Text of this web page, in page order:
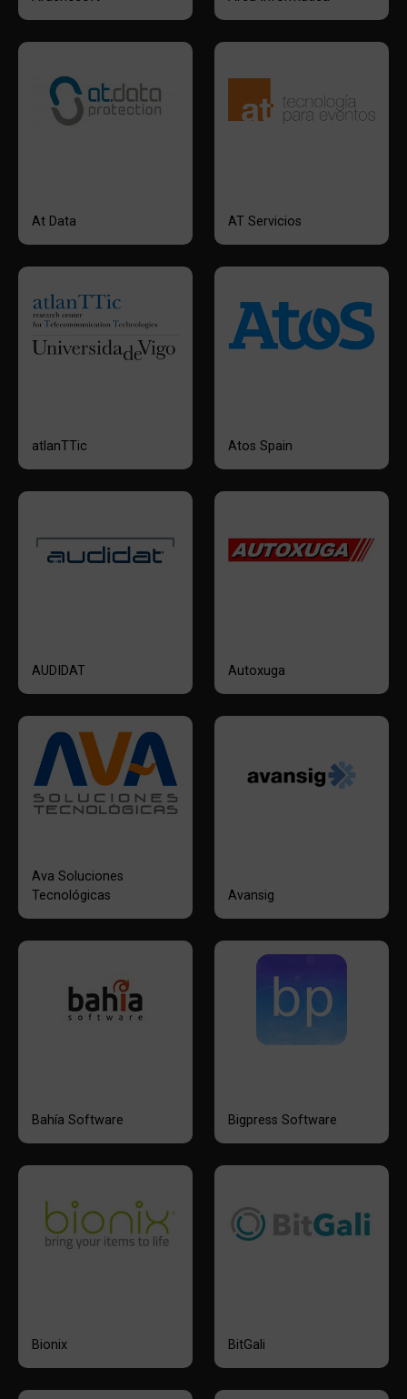
At Data AT Servicios
atlanTTic Atos Spain
AUDIDAT Autoxuga
Ava Soluciones
Tecnológicas
Avansig
Bahía Software Bigpress Software
Bionix BitGali